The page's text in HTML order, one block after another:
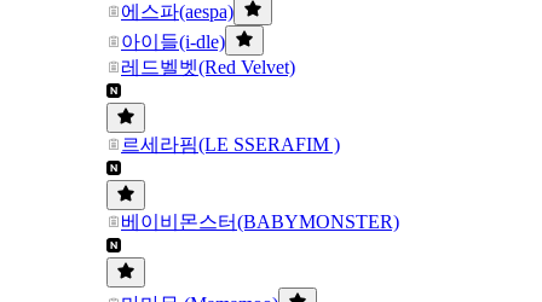
에스파(aespa)
아이들(i-dle)
레드벨벳(Red Velvet)
르세라핌(LE SSERAFIM )
베이비몬스터(BABYMONSTER)